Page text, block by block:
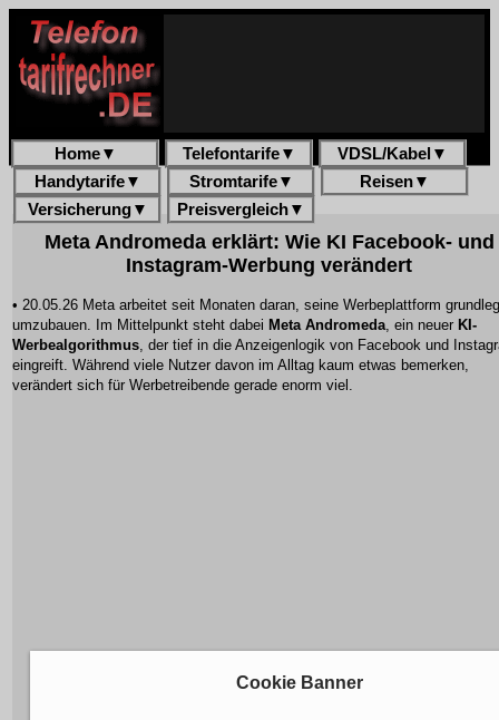
Home▼ Telefontarife▼ VDSL/Kabel ▼
Handytarife▼ Stromtarife▼ Reisen▼
Versicherung▼ Preisvergleich▼
Meta Andromeda erklärt: Wie KI Facebook- und
Instagram-Werbung verändert
• 20.05.26 Meta arbeitet seit Monaten daran, seine Werbeplattform
umzubauen. Im Mittelpunkt steht dabei Meta Andromeda, ein neuer KI-
Werbealgorithmus, der tief in die Anzeigenlogik von Facebook und
eingreift. Während viele Nutzer davon im Alltag kaum etwas bemerken,
verändert sich für Werbetreibende gerade enorm viel.
Cookie Banner